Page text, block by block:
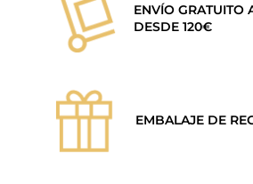
ENVÍO GRATUITO
DESDE 120€
EMBALAJE DE